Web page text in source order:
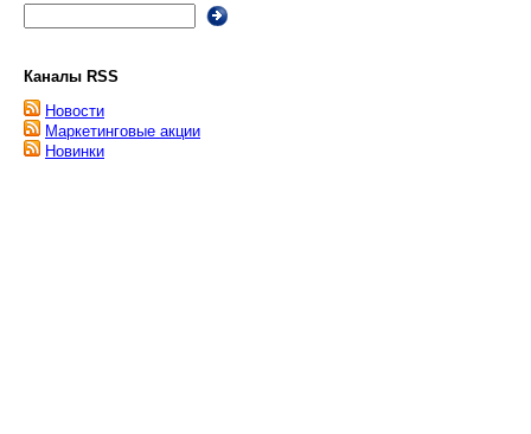
Каналы RSS
Новости
Маркетинговые акции
Новинки